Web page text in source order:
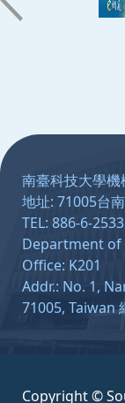
南臺科技大學
地址: 71005台
TEL: 886-6-
Department of
Office: K201
Addr.: No. 1,
71005, Taiwan
Copyright ©